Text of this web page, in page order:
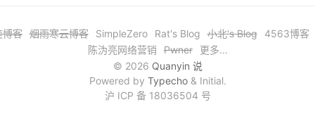
博客 烟雨寒云博客 SimpleZero Rat's Blog 小北's Blog
4563博客
陈沩亮网络营销
Pwner
更多...
© 2026 Quanyin 说
Powered by Typecho& Initial.
沪 ICP 备 18036504 号